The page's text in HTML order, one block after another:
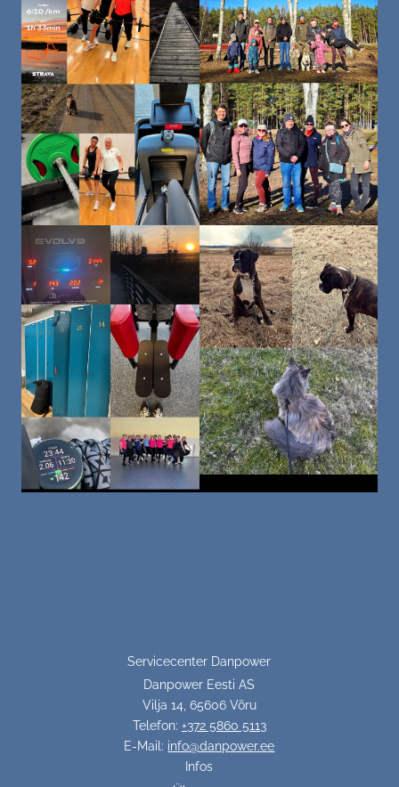
Servicecenter Danpower
Danpower Eesti AS
Vilja 14, 65606 Võru
Telefon: +372 5860 5113
E-Mail: info@danpower.ee
Infos